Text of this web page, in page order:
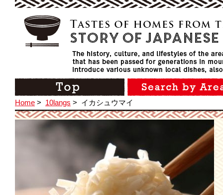
Home > 10langs > イカシュウマイ